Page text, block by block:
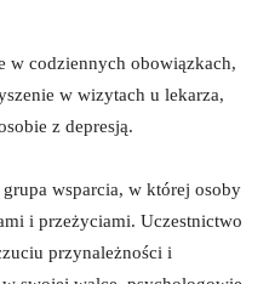
w codziennych⁣ obowiązkach,
⁤w ​wizytach u lekarza,
⁤z depresją.
‌wsparcia, w ⁢której osoby
i przeżyciami. Uczestnictwo
przynależności​ i